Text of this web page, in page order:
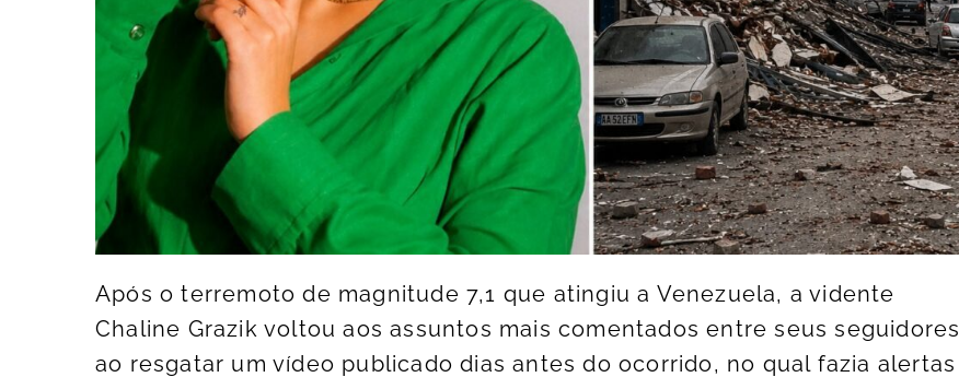
Após o terremoto de magnitude 7,1 que atingiu a Venezuela, a vidente
Chaline Grazik voltou aos assuntos mais comentados entre seus seguidores
ao resgatar um vídeo publicado dias antes do ocorrido, no qual fazia alertas